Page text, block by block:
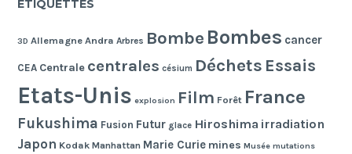
ÉTIQUETTES
3D Allemagne Andra Arbres Bombe Bombes cancer
CEA Centrale centrales césium Déchets Essais
Etats-Unis explosion Film Forêt France
Fukushima Fusion Futur glace Hiroshima irradiation
Japon Kodak Manhattan Marie Curie mines Musée mutations